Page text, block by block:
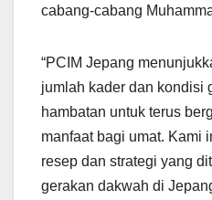
cabang-cabang
“PCIM Jepang
jumlah kader dan kondisi
hambatan untuk terus
manfaat bagi umat. Kami
resep dan strategi yang
gerakan dakwah di